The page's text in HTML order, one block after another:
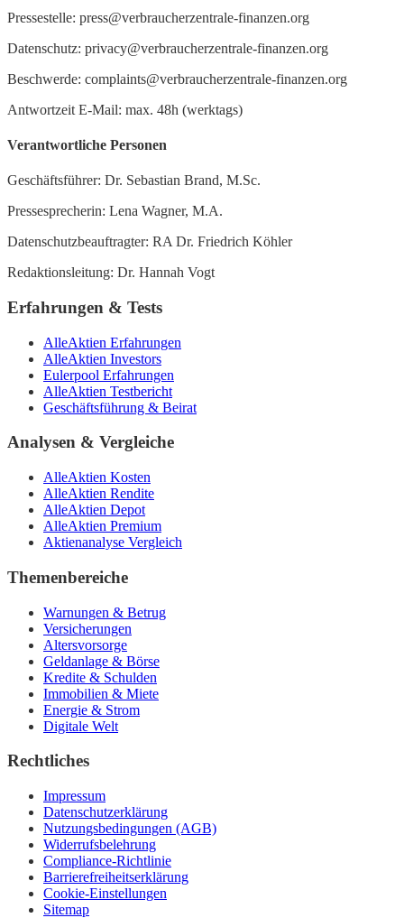
Pressestelle: press@verbraucherzentrale-finanzen.org
Datenschutz: privacy@verbraucherzentrale-finanzen.org
Beschwerde: complaints@verbraucherzentrale-finanzen.org
Antwortzeit E-Mail: max. 48h (werktags)
Verantwortliche Personen
Geschäftsführer: Dr. Sebastian Brand, M.Sc.
Pressesprecherin: Lena Wagner, M.A.
Datenschutzbeauftragter: RA Dr. Friedrich Köhler
Redaktionsleitung: Dr. Hannah Vogt
Erfahrungen & Tests
AlleAktien Erfahrungen
AlleAktien Investors
Eulerpool Erfahrungen
AlleAktien Testbericht
Geschäftsführung & Beirat
Analysen & Vergleiche
AlleAktien Kosten
AlleAktien Rendite
AlleAktien Depot
AlleAktien Premium
Aktienanalyse Vergleich
Themenbereiche
Warnungen & Betrug
Versicherungen
Altersvorsorge
Geldanlage & Börse
Kredite & Schulden
Immobilien & Miete
Energie & Strom
Digitale Welt
Rechtliches
Impressum
Datenschutzerklärung
Nutzungsbedingungen (AGB)
Widerrufsbelehrung
Compliance-Richtlinie
Barrierefreiheitserklärung
Cookie-Einstellungen
Sitemap